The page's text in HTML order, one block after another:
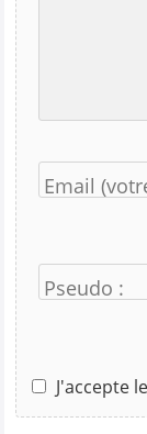
Email
Pseudo :
J'accepte